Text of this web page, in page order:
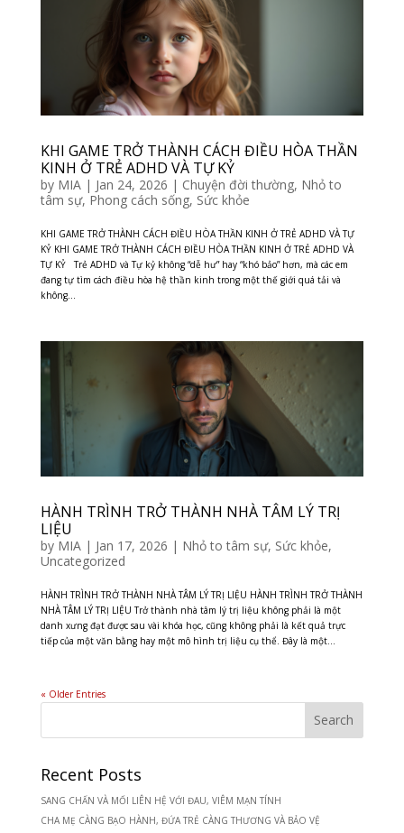
KHI GAME TRỞ THÀNH CÁCH ĐIỀU HÒA THẦN
KINH Ở TRẺ ADHD VÀ TỰ KỶ
by MIA| Jan 24, 2026 | Chuyện đời thường, Nhỏ to
tâm sự, Phong cách sống, Sức khỏe
KHI GAME TRỞ THÀNH CÁCH ĐIỀU HÒA THẦN KINH Ở TRẺ ADHD VÀ TỰ
KỶ KHI GAME TRỞ THÀNH CÁCH ĐIỀU HÒA THẦN KINH Ở TRẺ ADHD VÀ
TỰ KỶ Trẻ ADHD và Tự kỷ không “dễ hư” hay “khó bảo” hơn, mà các em
đang tự tìm cách điều hòa hệ thần kinh trong một thế giới quá tải và
không...
HÀNH TRÌNH TRỞ THÀNH NHÀ TÂM LÝ TRỊ
LIỆU
by MIA| Jan 17, 2026 | Nhỏ to tâm sự, Sức khỏe,
Uncategorized
HÀNH TRÌNH TRỞ THÀNH NHÀ TÂM LÝ TRỊ LIỆU HÀNH TRÌNH TRỞ THÀNH
NHÀ TÂM LÝ TRỊ LIỆU Trở thành nhà tâm lý trị liệu không phải là một
danh xưng đạt được sau vài khóa học, cũng không phải là kết quả trực
tiếp của một văn bằng hay một mô hình trị liệu cụ thể. Đây là một...
« Older Entries
Recent Posts
SANG CHẤN VÀ MỐI LIÊN HỆ VỚI ĐAU, VIÊM MẠN TÍNH
CHA MẸ CÀNG BẠO HÀNH, ĐỨA TRẺ CÀNG THƯƠNG VÀ BẢO VỆ